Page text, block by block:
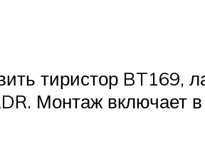
тиристор BT169,
Монтаж включает